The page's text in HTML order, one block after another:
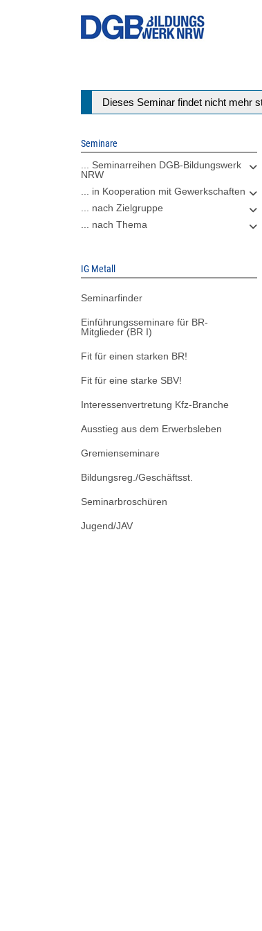
Statusmeldung
Dieses Seminar findet nicht mehr
Seminare
... Seminarreihen DGB-Bildungswerk
NRW
... in Kooperation mit Gewerkschaften
... nach Zielgruppe
... nach Thema
IG Metall
Seminarfinder
Einführungsseminare für BR-
Mitglieder (BR I)
Fit für einen starken BR!
Fit für eine starke SBV!
Interessenvertretung Kfz-Branche
Ausstieg aus dem Erwerbsleben
Gremienseminare
Bildungsreg./Geschäftsst.
Seminarbroschüren
Jugend/JAV